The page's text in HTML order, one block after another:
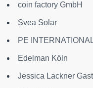
coin factory GmbH
Svea Solar
PE
Edelman Köln
Jessica Lackner